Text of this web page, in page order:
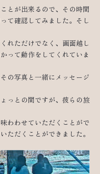
とが出来るので、その時間
て確認してみました。そし
れただけでなく、画面越し
って動作をしてくれていま
の写真と一緒にメッセージ
っとの間ですが、彼らの旅
わわせていただくことがで
ただくことができました。